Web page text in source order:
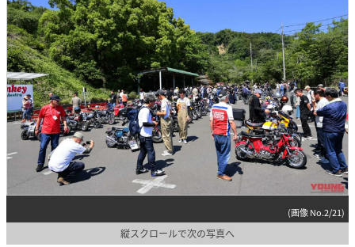
(画像 No.2/21)
縦スクロールで次の写真へ